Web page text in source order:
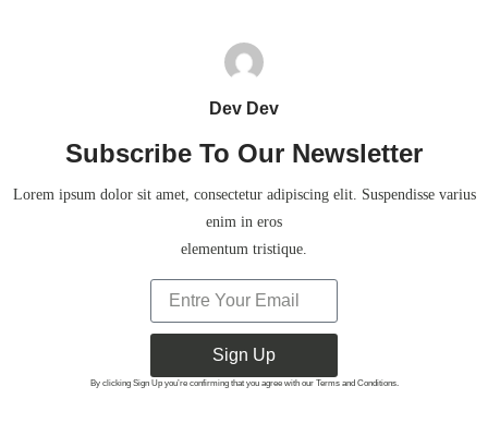
Dev Dev
Subscribe To Our Newsletter
Lorem ipsum dolor sit amet, consectetur adipiscing elit. Suspendisse varius
enim in eros
elementum tristique.
Sign Up
By clicking Sign Up you’re confirming that you agree with our Terms and Conditions.